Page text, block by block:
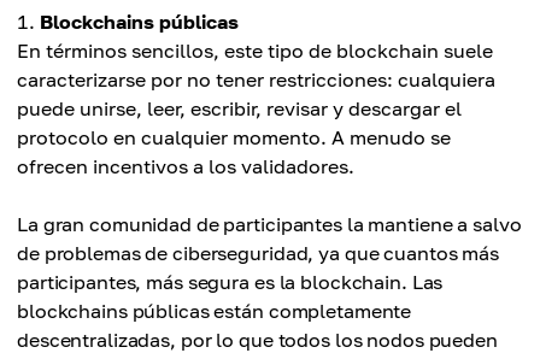
Blockchains públicas
En términos sencillos, este tipo de blockchain suele
caracterizarse por no tener restricciones: cualquiera
puede unirse, leer, escribir, revisar y descargar el
protocolo en cualquier momento. A menudo se
ofrecen incentivos a los validadores.
La gran comunidad de participantes la mantiene a salvo
de problemas de ciberseguridad, ya que cuantos más
participantes, más segura es la blockchain. Las
blockchains públicas están completamente
descentralizadas, por lo que todos los nodos pueden